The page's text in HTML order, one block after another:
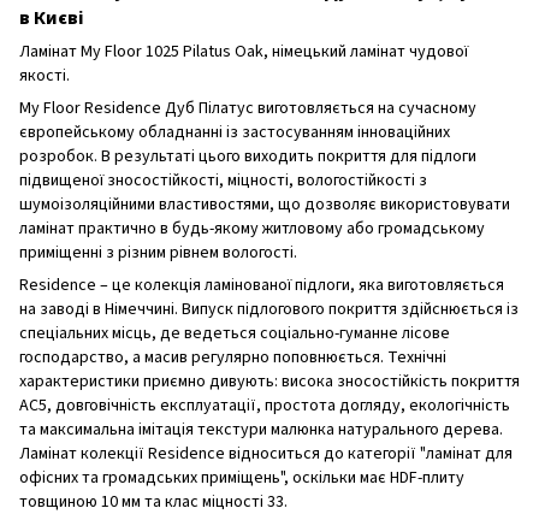
в Києві
Ламінат My Floor 1025 Pilatus Oak, німецький ламінат чудової
якості.
My Floor Residence Дуб Пілатус виготовляється на сучасному
європейському обладнанні із застосуванням інноваційних
розробок. В результаті цього виходить покриття для підлоги
підвищеної зносостійкості, міцності, вологостійкості з
шумоізоляційними властивостями, що дозволяє використовувати
ламінат практично в будь-якому житловому або громадському
приміщенні з різним рівнем вологості.
Residence – це колекція ламінованої підлоги, яка виготовляється
на заводі в Німеччині. Випуск підлогового покриття здійснюється із
спеціальних місць, де ведеться соціально-гуманне лісове
господарство, а масив регулярно поповнюється. Технічні
характеристики приємно дивують: висока зносостійкість покриття
AC5, довговічність експлуатації, простота догляду, екологічність
та максимальна імітація текстури малюнка натурального дерева.
Ламінат колекції Residence відноситься до категорії "ламінат для
офісних та громадських приміщень", оскільки має HDF-плиту
товщиною 10 мм та клас міцності 33.